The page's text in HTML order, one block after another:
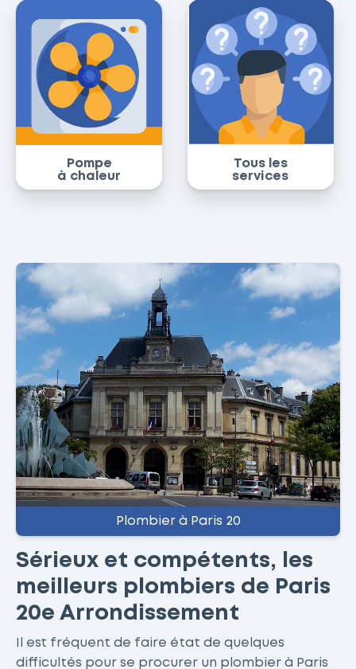
Pompe
à chaleur
Tous les
services
Plombier à Paris 20
Sérieux et compétents, les
meilleurs plombiers de Paris
20e Arrondissement
Il est fréquent de faire état de quelques
difficultés pour se procurer un plombier à Paris